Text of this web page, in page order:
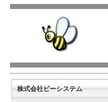
株式会社ビーシステム